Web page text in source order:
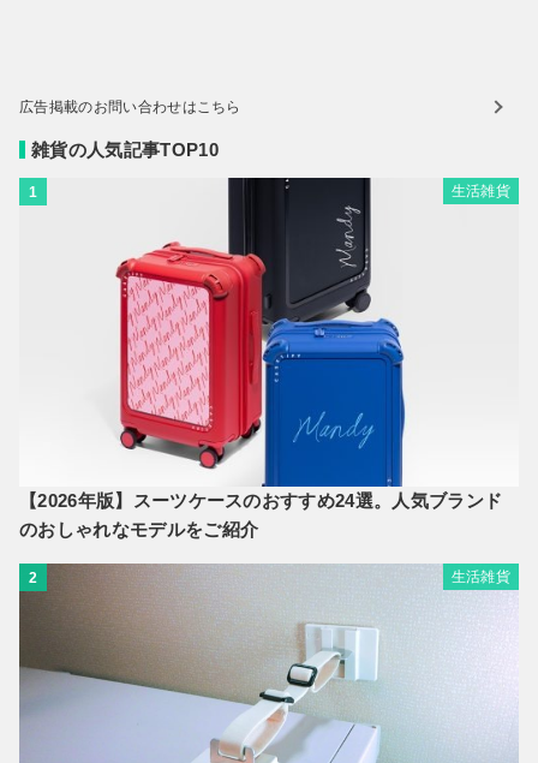
広告掲載のお問い合わせはこちら
雑貨の人気記事TOP10
1 生活雑貨
【2026年版】スーツケースのおすすめ24選。人気ブランド
のおしゃれなモデルをご紹介
2 生活雑貨